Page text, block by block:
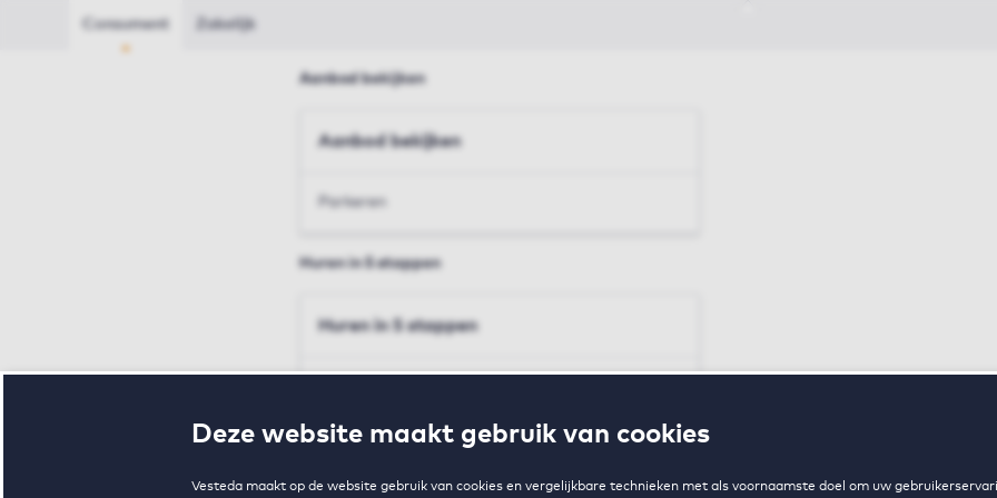
Deze website maakt gebruik van cookies
Vesteda maakt op de website gebruik van cookies en vergelijkbare technieken met als voornaamste doel om uw
Consument Zakelijk
Aanbod bekijken
Aanbod bekijken
Parkeren
Huren in 5 stappen
Huren in 5 stappen
Voorwaarden en toewijzing